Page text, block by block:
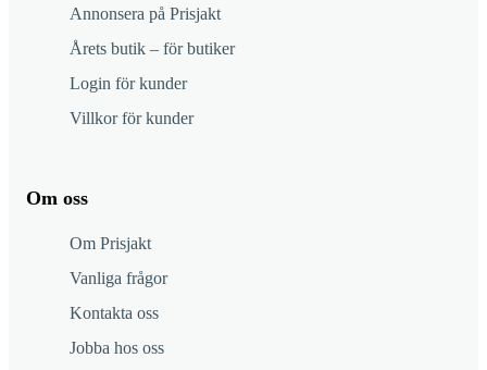
Annonsera på Prisjakt
Årets butik – för butiker
Login för kunder
Villkor för kunder
Om oss
Om Prisjakt
Vanliga frågor
Kontakta oss
Jobba hos oss